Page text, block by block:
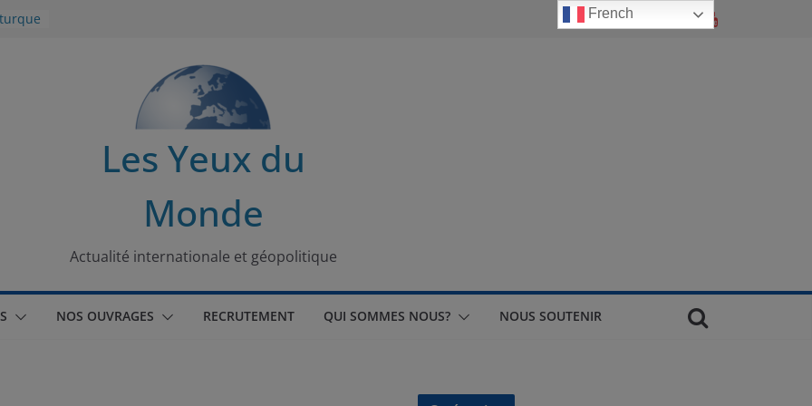
Les Yeux du
Monde
Actualité internationale et géopolitique
NOS OUVRAGES RECRUTEMENT QUI SOMMES NOUS? NOUS SOUTENIR
French